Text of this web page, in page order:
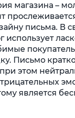
магазина –
письма. В
использует
Письмо
этом
является